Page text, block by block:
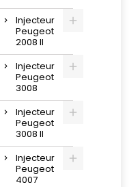
Injecteur
Peugeot
2008 II
Injecteur
Peugeot
3008
Injecteur
Peugeot
3008 II
Injecteur
Peugeot
4007